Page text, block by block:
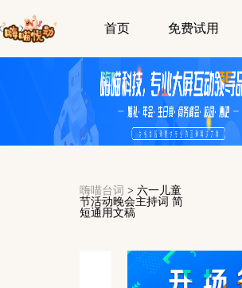
首页 免费试用
嗨喵台词 > 六一儿童
节活动晚会主持词 简
短通用文稿